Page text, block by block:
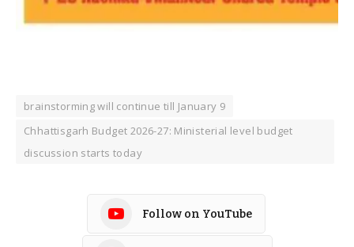
brainstorming will continue till January 9
Chhattisgarh Budget 2026-27: Ministerial level budget
discussion starts today
Follow on YouTube